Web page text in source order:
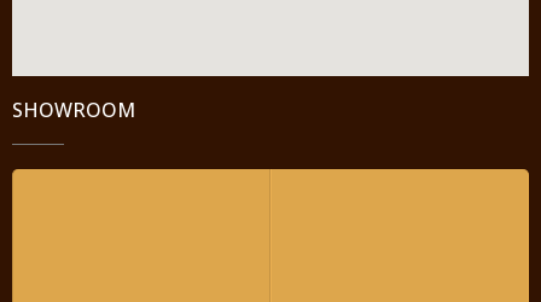
SHOWROOM